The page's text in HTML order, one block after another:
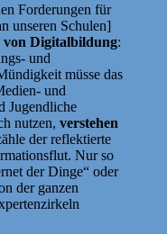
Forderungen für
unseren Schulen]
von Digitalbildung:
und
müsse das
und
Jugendliche
nutzen, verstehen
der reflektierte
Nur so
der Dinge“ oder
der ganzen